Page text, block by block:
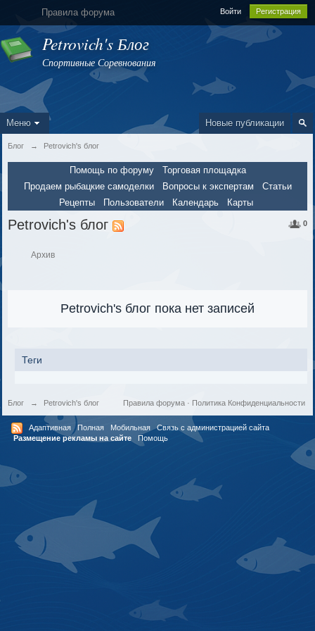
Правила форума Войти Регистрация
Petrovich's Блог
Спортивные Соревнования
Новые публикации
Меню
Блог → Petrovich's блог
Помощь по форуму
Торговая площадка
Продаем рыбацкие самоделки
Вопросы к экспертам
Статьи
Рецепты
Пользователи Календарь Карты
0
Petrovich's блог
Архив
Petrovich's блог пока нет записей
Теги
Блог → Petrovich's блог Политика Конфиденциальности
Правила форума·
Адаптивная Полная Мобильная
Связь с администрацией сайта
Размещение рекламы на сайте
Помощь